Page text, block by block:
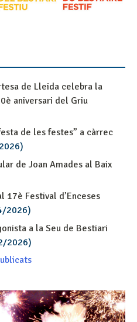
de Lleida celebra la
aniversari del Griu
de les festes” a càrrec
de Joan Amades al Baix
17è Festival d’Enceses
2026)
a la Seu de Bestiari
2026)